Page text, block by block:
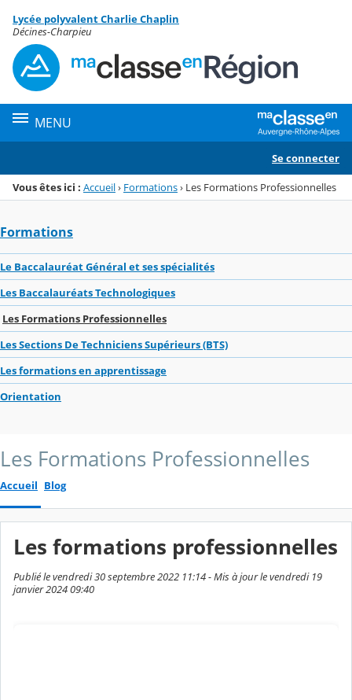
Menu de la rubrique
Contenu
Lycée polyvalent Charlie Chaplin
Décines-Charpieu
MENU
Se connecter
Vous êtes ici : Accueil› Formations› Les Formations Professionnelles
Formations
Le Baccalauréat Général et ses spécialités
Les Baccalauréats Technologiques
Les Formations Professionnelles
Les Sections De Techniciens Supérieurs (BTS)
Les formations en apprentissage
Orientation
Les Formations Professionnelles
Accueil Blog
Les formations professionnelles
Publié le vendredi 30 septembre 2022 11:14 - Mis à jour le vendredi 19
janvier 2024 09:40